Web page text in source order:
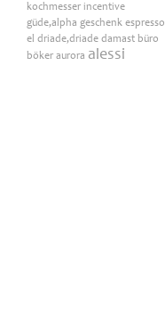
kochmesser incentive
güde,alpha geschenk espresso
el driade,driade damast büro
böker aurora alessi